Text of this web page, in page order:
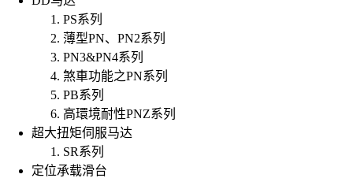
PS系列
薄型PN、PN2系列
PN3&PN4系列
煞車功能之PN系列
PB系列
高環境耐性PNZ系列
超大扭矩伺服马达
SR系列
定位承载滑台